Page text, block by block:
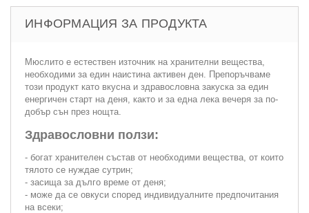
ИНФОРМАЦИЯ ЗА ПРОДУКТА
Мюслито е естествен източник на хранителни вещества,
необходими за един наистина активен ден. Препоръчваме
този продукт като вкусна и здравословна закуска за един
енергичен старт на деня, както и за една лека вечеря за по-
добър сън през нощта.
Здравословни ползи:
- богат хранителен състав от необходими вещества, от които
тялото се нуждае сутрин;
- засища за дълго време от деня;
- може да се овкуси според индивидуалните предпочитания
на всеки;